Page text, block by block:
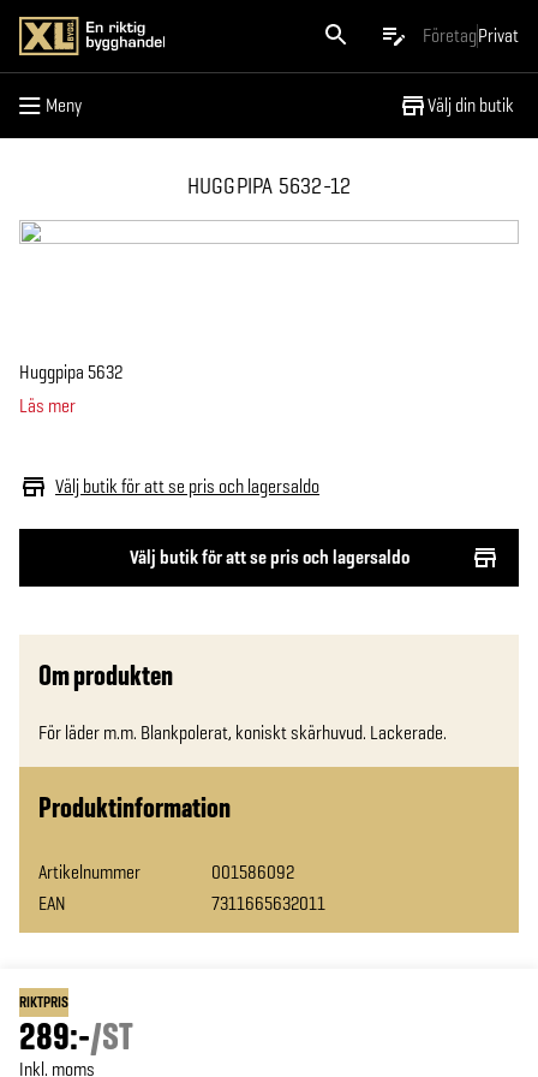
FöretagPrivat
Meny Välj din butik
Meny
HUGGPIPA 5632-12
Välj butik för att se pris och lagersaldo
Välj butik för att se pris och lagersaldo
Huggpipa 5632
Läs mer
Om produkten
För läder m.m. Blankpolerat, koniskt skärhuvud. Lackerade.
Produktinformation
Artikelnummer
001586092
EAN
7311665632011
RIKTPRIS
289:-/ST
Inkl. moms